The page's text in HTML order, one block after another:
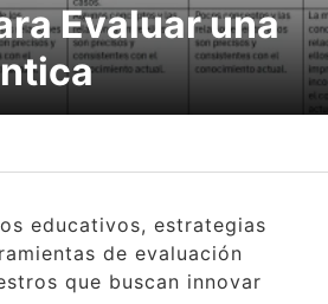
Evaluar una
educativos, estrategias
de evaluación
que buscan innovar